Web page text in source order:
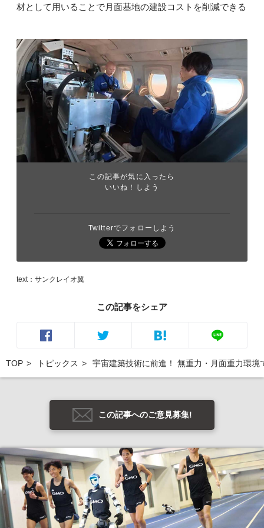
材として用いることで月面基地の建設コストを削減できる
この記事が気に入ったら
いいね！しよう
Twitterでフォローしよう
text：サンクレイオ翼
この記事をシェア
TOP トピックス 宇宙建築技術に前進！ 無重力・月面重力環境
この記事へのご意見募集!